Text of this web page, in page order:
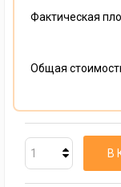
Фактическая
Общая
В